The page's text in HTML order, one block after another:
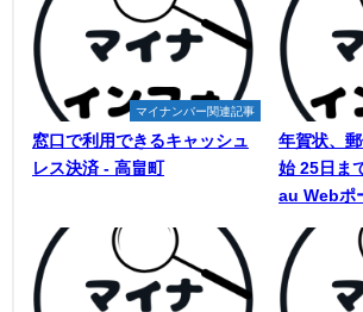
マイナンバー関連記事
窓口で利用できるキャッシュ
レス決済 - 高畠町
年賀状、
始 25日ま
au Webポ